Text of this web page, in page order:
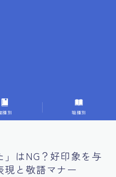
策
る方法
の鍵
種別 職種別
はNG？好印象を与
現と敬語マナー